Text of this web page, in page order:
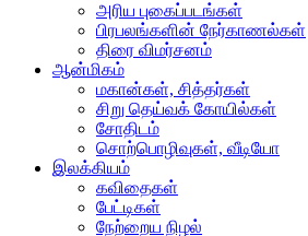
அரிய புகைப்படங்கள்
பிரபலங்களின் நேர்காணல்கள்
திரை விமர்சனம்
ஆன்மிகம்
மகான்கள், சித்தர்கள்
சிறு தெய்வக் கோயில்கள்
சோதிடம்
சொற்பொழிவுகள், வீடியோ
இலக்கியம்
கவிதைகள்
பேட்டிகள்
நேற்றைய நிழல்